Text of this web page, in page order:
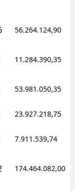
56.264.124,90
11.284.390,35
53.981.050,35
23.927.218,75
7.911.539,74
174.464.082,00